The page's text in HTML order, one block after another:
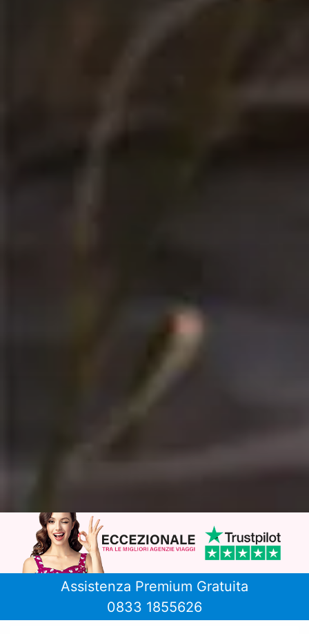
Assistenza Premium Gratuita
0833 1855626